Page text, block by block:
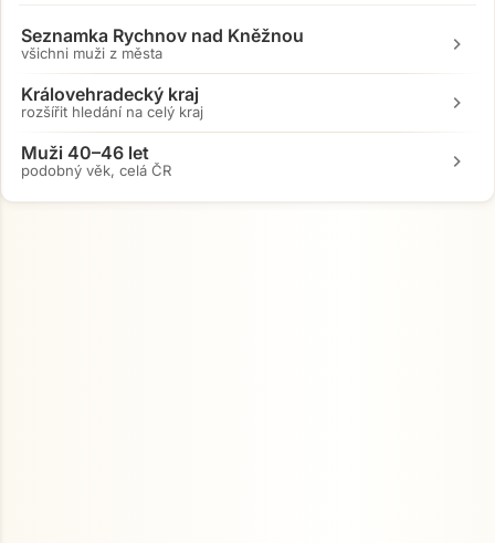
Seznamka Rychnov nad Kněžnou
všichni muži z města chevron_right
Královehradecký kraj
rozšířit hledání na celý kraj chevron_right
Muži 40–46 let
podobný věk, celá ČR chevron_right